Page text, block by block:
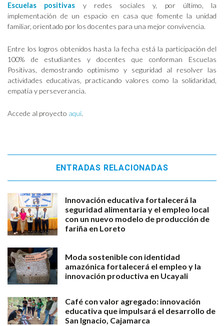
Escuelas positivas y redes sociales y, por último, la
implementación de un espacio en casa que fomente la unidad
familiar, orientado por los docentes para una mejor convivencia.
Entre los logros obtenidos hasta la fecha está la participación del
100% de estudiantes y docentes que conforman Escuelas
Positivas, demostrando optimismo y seguridad al resolver las
actividades educativas, practicando valores como la solidaridad,
empatía y perseverancia.
Accede al proyecto aquí.
ENTRADAS RELACIONADAS
Innovación educativa fortalecerá la
seguridad alimentaria y el empleo local
con un nuevo modelo de producción de
fariña en Loreto
Moda sostenible con identidad
amazónica fortalecerá el empleo y la
innovación productiva en Ucayali
Café con valor agregado: innovación
educativa que impulsará el desarrollo de
San Ignacio, Cajamarca